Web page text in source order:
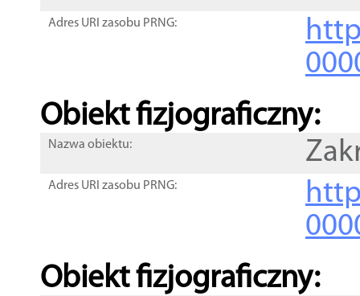
Adres URI zasobu PRNG:
Obiekt fizjograficzny:
Nazwa obiektu:
Adres URI zasobu PRNG:
Obiekt fizjograficzny: